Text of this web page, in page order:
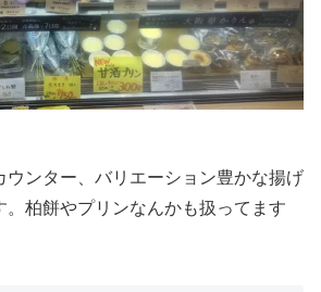
ウンター、バリエーション豊かな揚げ
。柏餅やプリンなんかも扱ってます